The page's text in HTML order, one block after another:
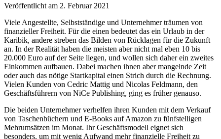
Veröffentlicht am 2. Februar 2021
Viele Angestellte, Selbstständige und Unternehmer träumen von
finanzieller Freiheit. Für die einen bedeutet das ein Urlaub in der
Karibik, andere streben das Bilden von Rücklagen für die Zukunft
an. In der Realität haben die meisten aber nicht mal eben 10 bis
20.000 Euro auf der Seite liegen, und wollen sich daher ein zweites
Einkommen aufbauen. Dabei machen ihnen aber mangelnde Zeit
oder auch das nötige Startkapital einen Strich durch die Rechnung.
Vielen Kunden von Cedric Mattig und Nicolas Feldmann, den
Geschäftsführern von NiCe Publishing, ging es früher genauso.
Die beiden Unternehmer verhelfen ihren Kunden mit dem Verkauf
von Taschenbüchern und E-Books auf Amazon zu fünfstelligen
Mehrumsätzen im Monat. Ihr Geschäftsmodell eignet sich
besonders, um mit wenig Aufwand mehr finanzielle Freiheit zu